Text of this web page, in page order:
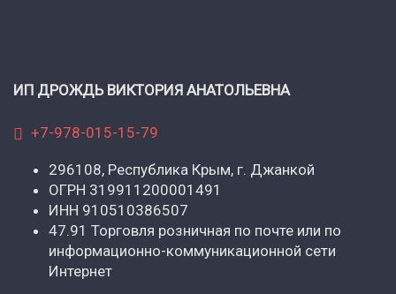
ИП ДРОЖДЬ ВИКТОРИЯ АНАТОЛЬЕВНА
+7-978-015-15-79
296108, Республика Крым, г. Джанкой
ОГРН 319911200001491
ИНН 910510386507
47.91 Торговля розничная по почте или по
информационно-коммуникационной сети
Интернет